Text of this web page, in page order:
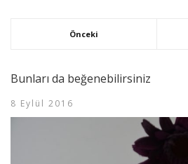
Önceki
Bunları da beğenebilirsiniz
8 Eylül 2016